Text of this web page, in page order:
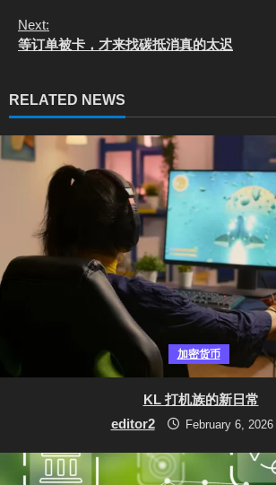
t
i
n
R
e
a
d
Next:
等订单被卡，才来找碳抵消真的太迟
RELATED NEWS
加密货币
KL 打机族的新日常
editor2
February 6, 2026